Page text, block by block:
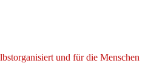
und für die Menschen